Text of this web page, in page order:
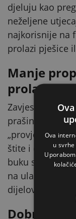
djeluju kao
neželjene
najkorisnije na
prolazi pješice
Manje
prolazima
Zavjesa
prašine, pa se
„provjetrava“
štite i od
buku strojeva i
na ulazima u
dijelova
Dobra
Ova
u